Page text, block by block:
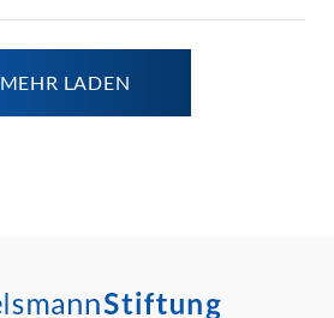
MEHR LADEN